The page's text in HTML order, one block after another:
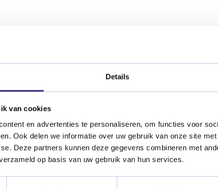
Details
van cookies
en advertenties te personaliseren, om functies voor
Ook delen we informatie over uw gebruik van onze site
Deze partners kunnen deze gegevens combineren met
op basis van uw gebruik van hun services.
deze woning?